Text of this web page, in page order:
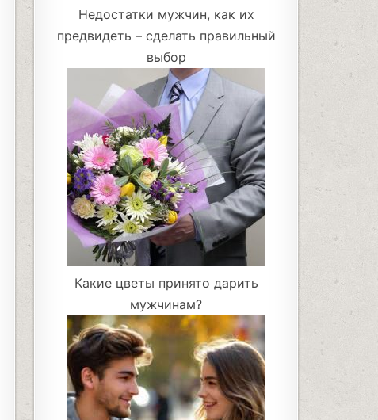
Недостатки мужчин, как их
предвидеть – сделать правильный
выбор
Какие цветы принято дарить
мужчинам?